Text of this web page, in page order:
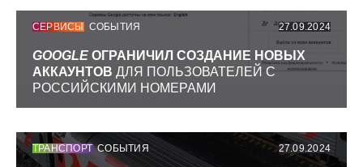
СЕРВИСЫ СОБЫТИЯ 27.09.2024
GOOGLE ОГРАНИЧИЛ СОЗДАНИЕ НОВЫХ
АККАУНТОВ ДЛЯ ПОЛЬЗОВАТЕЛЕЙ С
РОССИЙСКИМИ НОМЕРАМИ
ТРАНСПОРТ СОБЫТИЯ 27.09.2024